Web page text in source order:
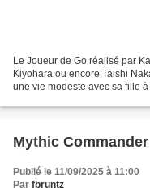
Le Joueur de Go réalisé par
Kiyohara ou encore Taishi
une vie modeste avec sa fille
Mythic
Publié le 11/09/2025 à 11:00
Par fbruntz